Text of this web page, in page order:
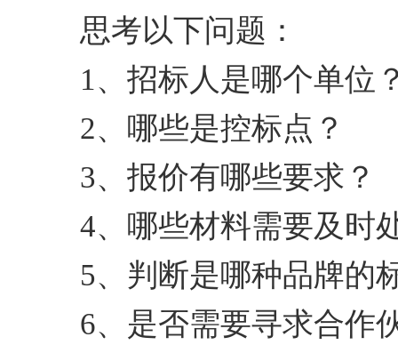
思考以下问题：
1、招标人是哪个单位
2、哪些是控标点？
3、报价有哪些要求？
4、哪些材料需要及时
5、判断是哪种品牌的
6、是否需要寻求合作